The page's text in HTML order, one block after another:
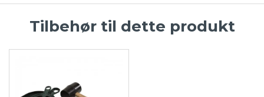
Tilbehør til dette produkt